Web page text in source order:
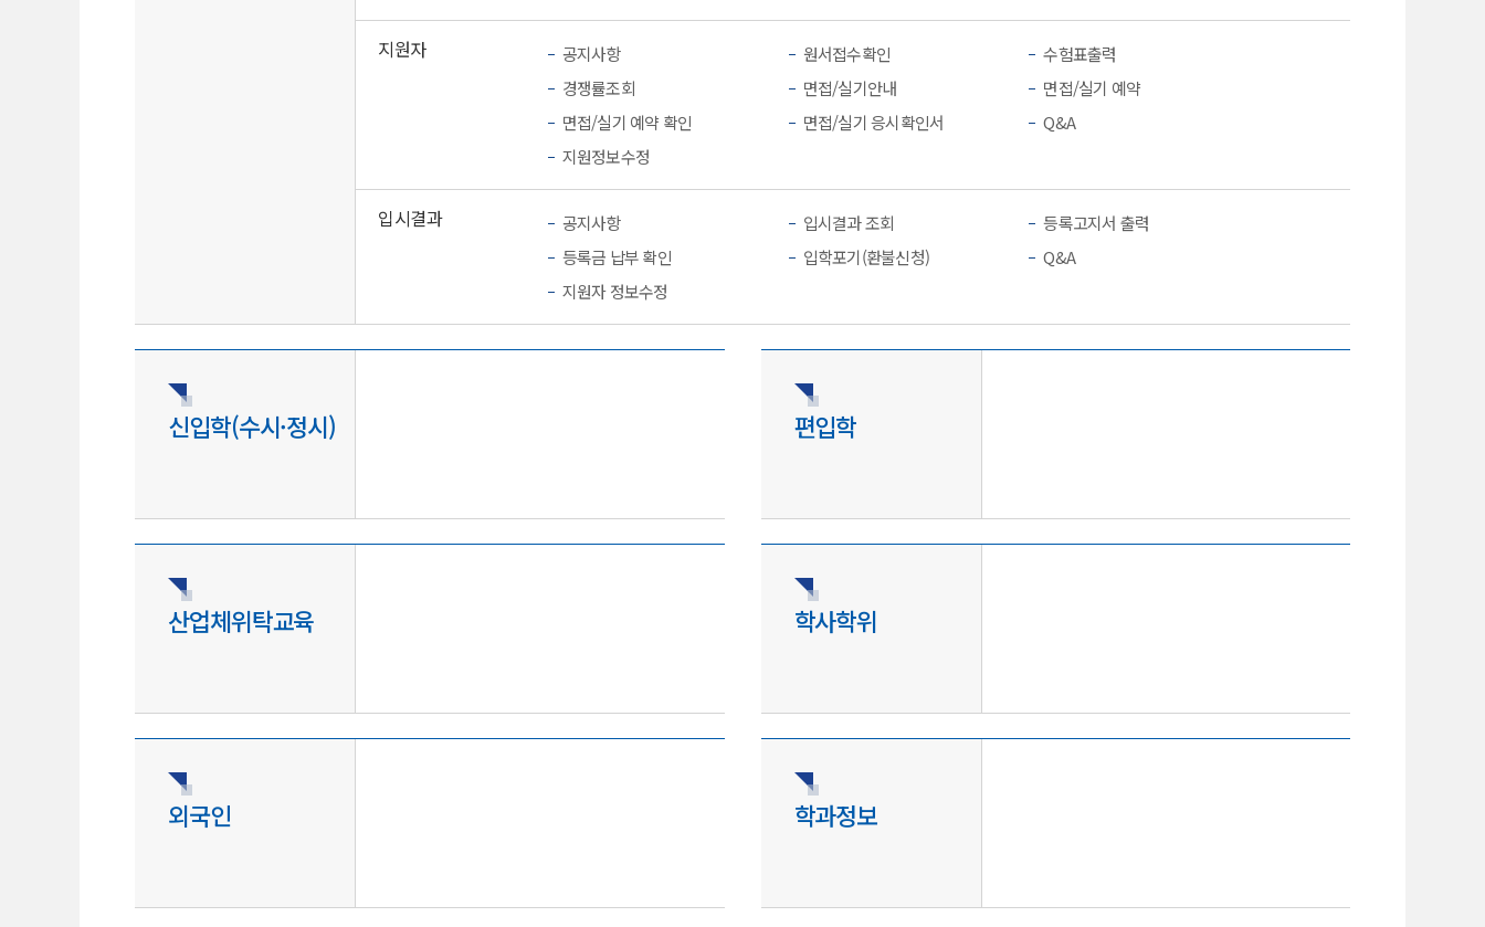
지원자 공지사항 원서접수확인
수험표출력
경쟁률조회
면접/실기안내
면접/실기 예약
면접/실기 예약 확인
면접/실기 응시확인서
Q&A
지원정보수정
입시결과 공지사항 입시결과 조회
등록고지서 출력
등록금 납부 확인
입학포기(환불신청)
Q&A
지원자 정보수정
신입학(수시·정시) 편입학
산업체위탁교육 학사학위
외국인 학과정보